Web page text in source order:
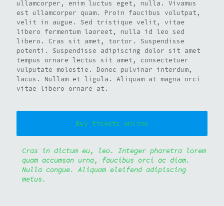
ullamcorper, enim luctus eget, nulla. Vivamus
est ullamcorper quam. Proin faucibus volutpat,
velit in augue. Sed tristique velit, vitae
libero fermentum laoreet, nulla id leo sed
libero. Cras sit amet, tortor. Suspendisse
potenti. Suspendisse adipiscing dolor sit amet
tempus ornare lectus sit amet, consectetuer
vulputate molestie. Donec pulvinar interdum,
lacus. Nullam et ligula. Aliquam at magna orci
vitae libero ornare at.
Buy tickets online
Cras in dictum eu, leo. Integer pharetra lorem
quam accumsan urna, faucibus orci ac diam.
Nulla congue. Aliquam eleifend adipiscing
metus.